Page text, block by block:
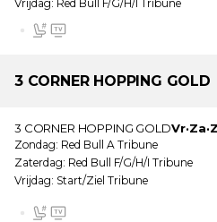
Genummerde zitplaatsen
Video muur
Vrijdag Red Bull F/G/H/I Tribune
Ticketinformatie:
leeftijdsgrenzen vindt u
Dit ticket is geldig op: Vrijdag
Onoverdekte tribune
Genummerde zitplaatsen
Video muur
3 CORNER HOPPING GOLD
3 CORNER HOPPING GOLDVr·Za·
Zondag Red Bull A Tribune
Zaterdag Red Bull F/G/H/I Tribune
Vrijdag Start/Ziel Tribune